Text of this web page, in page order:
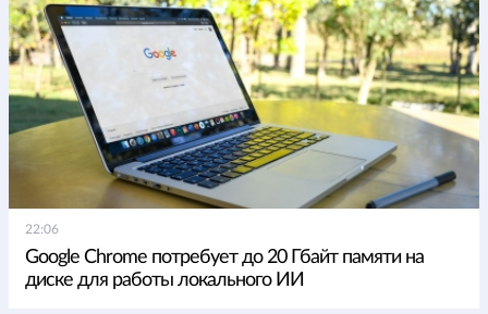
22:06
Google Chrome потребует до 20 Гбайт памяти на
диске для работы локального ИИ